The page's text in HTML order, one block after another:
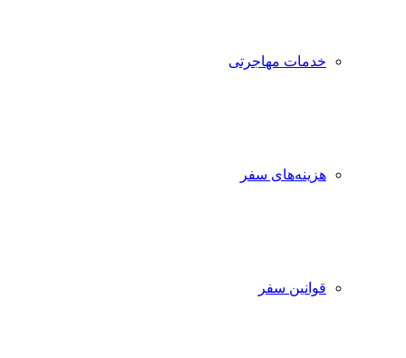
خدمات مهاجرتی
هزینه‌های سفر
قوانین سفر